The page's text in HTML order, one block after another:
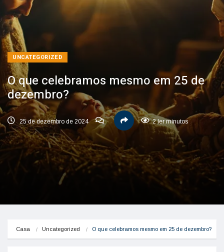
UNCATEGORIZED
O que celebramos mesmo em 25 de
dezembro?
25 de dezembro de 2024 2 ler minutos
Casa Uncategorized O que celebramos mesmo em 25 de dezembro?